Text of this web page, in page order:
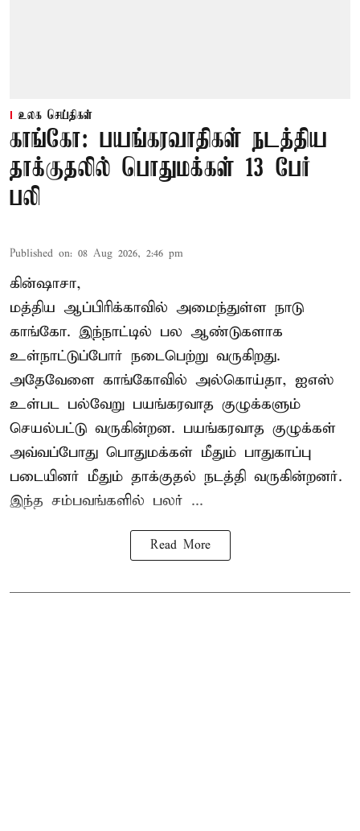
உலக செய்திகள்
காங்கோ: பயங்கரவாதிகள் நடத்திய
தாக்குதலில் பொதுமக்கள் 13 பேர்
பலி
Published on: 08 Aug 2026, 2:46 pm
கின்ஷாசா,
மத்திய ஆப்பிரிக்காவில் அமைந்துள்ள நாடு
காங்கோ. இந்நாட்டில் பல ஆண்டுகளாக
உள்நாட்டுப்போர் நடைபெற்று வருகிறது.
அதேவேளை காங்கோவில் அல்கொய்தா, ஐஎஸ்
உள்பட பல்வேறு பயங்கரவாத குழுக்களும்
செயல்பட்டு வருகின்றன. பயங்கரவாத குழுக்கள்
அவ்வப்போது பொதுமக்கள் மீதும் பாதுகாப்பு
படையினர் மீதும் தாக்குதல் நடத்தி வருகின்றனர்.
இந்த சம்பவங்களில் பலர் ...
Read More